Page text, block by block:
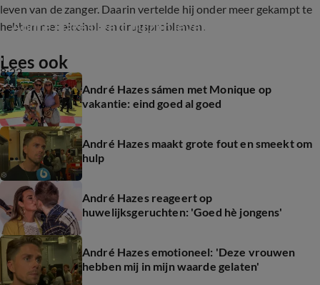
leven van de zanger. Daarin vertelde hij onder meer gekampt te
hebben met alcohol- en drugsproblemen.
8:22
André Hazes leeft nu zijn leven zoals hij dat wil
Lees ook
André Hazes sámen met Monique op
vakantie: eind goed al goed
André Hazes maakt grote fout en smeekt om
hulp
André Hazes reageert op
huwelijksgeruchten: 'Goed hè jongens'
André Hazes emotioneel: 'Deze vrouwen
hebben mij in mijn waarde gelaten'